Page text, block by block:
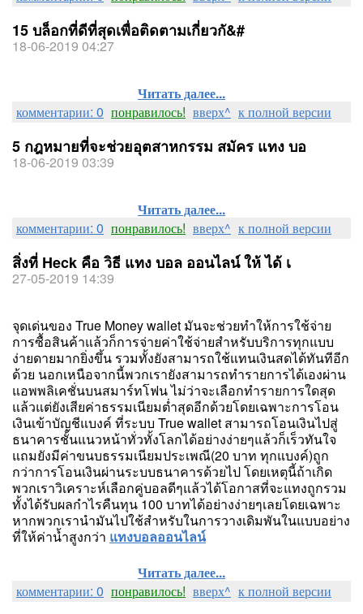
15 บล็อกที่ดีที่สุดเพื่อติดตามเกี่ยวกั&#
18-06-2019 04:27
Читать далее...
комментарии: 0 понравилось! вверх^ к полной версии
5 กฎหมายที่จะช่วยอุตสาหกรรม สมัคร แทง บอ
18-06-2019 03:39
Читать далее...
комментарии: 0 понравилось! вверх^ к полной версии
สิ่งที่ Heck คือ วิธี แทง บอล ออนไลน์ ให้ ได้ เ
27-05-2019 14:39
จุดเด่นของ True Money wallet มันจะช่วยทำให้การใช้จ่าย
การซื้อสินค้าแล้วก็การจ่ายค่าใช้จ่ายสำหรับบริการทุกแบบ
ง่ายดายมากยิ่งขึ้น รวมทั้งยังสามารถใช้แทนเงินสดได้ทันทีอีก
ด้วย นอกเหนือจากนี้พวกเรายังสามารถทำรายการได้เองผ่าน
แอพพลิเคชั่นบนสมาร์ทโฟน ไม่ว่าจะเลือกทำรายการใดสุด
แล้วแต่ยังเสียค่าธรรมเนียมต่ำสุดอีกด้วยโดยเฉพาะการโอน
เงินเข้าบัญชีแบงค์ ที่ระบบ True wallet สามารถโอนเงินไปสู่
ธนาคารชั้นแนวหน้าทั่วทั้งโลกได้อย่างง่ายๆแล้วก็เร็วทันใจ
แถมยังมีค่าขนบธรรมเนียมประเพณี(20 บาท ทุกแบงค์)ถูก
กว่าการโอนเงินผ่านระบบธนาคารด้วยไป โดยเหตุนี้ถ้าเกิด
พวกเราวิเคราะห์เลือกคู่บอลดีๆแล้วได้โอกาสที่จะแทงถูกรวม
ทั้งได้รับผลกำไรคืนทุน 100 บาทได้อย่างง่ายๆเลยโดยเฉพาะ
หากพวกเรานำมันไปใช้สำหรับในการวางเดิมพันในแบบอย่าง
ที่ให้ค่าน้ำสูงกว่า แทงบอลออนไลน์
Читать далее...
комментарии: 0 понравилось! вверх^ к полной версии